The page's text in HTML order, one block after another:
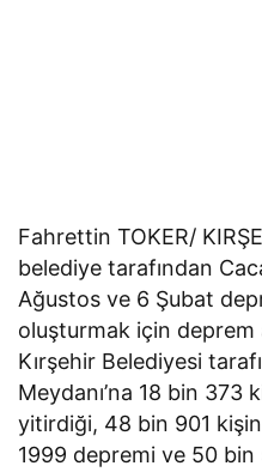
Fahrettin TOKER/
belediye tarafından
Ağustos ve 6 Şubat
oluşturmak için deprem
Kırşehir Belediyesi
Meydanı’na 18 bin 373
yitirdiği, 48 bin 901
1999 depremi ve 50 bin